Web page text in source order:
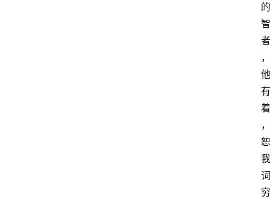
的
智
者
，
他
有
着
，
恕
我
词
穷